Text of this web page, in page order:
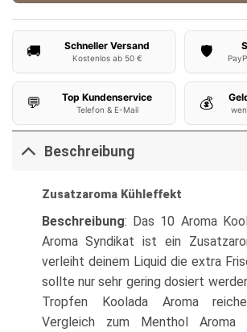
🚚 Schneller Versand
Kostenlos ab 50 € 🛡️
💬 Top Kundenservice
Telefon & E-Mail 💰
Beschreibung
Zusatzaroma Kühleffekt
Beschreibung: Das 10 Aroma
Aroma Syndikat ist ein
verleiht deinem Liquid die extra
sollte nur sehr gering dosiert
Tropfen Koolada Aroma
Vergleich zum Menthol Aroma